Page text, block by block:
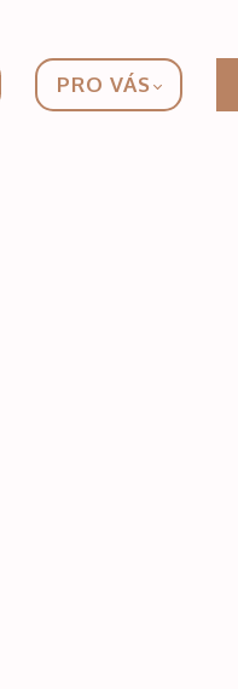
PRO VÁS